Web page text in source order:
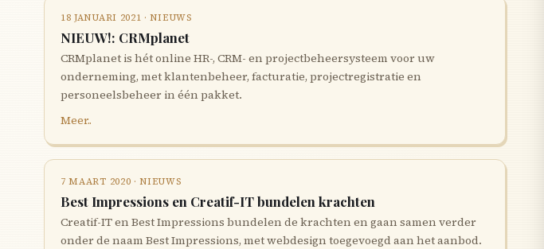
18 JANUARI 2021 · NIEUWS
NIEUW!: CRMplanet
CRMplanet is hét online HR-, CRM- en projectbeheersysteem voor uw
onderneming, met klantenbeheer, facturatie, projectregistratie en
personeelsbeheer in één pakket.
Meer..
7 MAART 2020 · NIEUWS
Best Impressions en Creatif-IT bundelen krachten
Creatif-IT en Best Impressions bundelen de krachten en gaan samen verder
onder de naam Best Impressions, met webdesign toegevoegd aan het aanbod.